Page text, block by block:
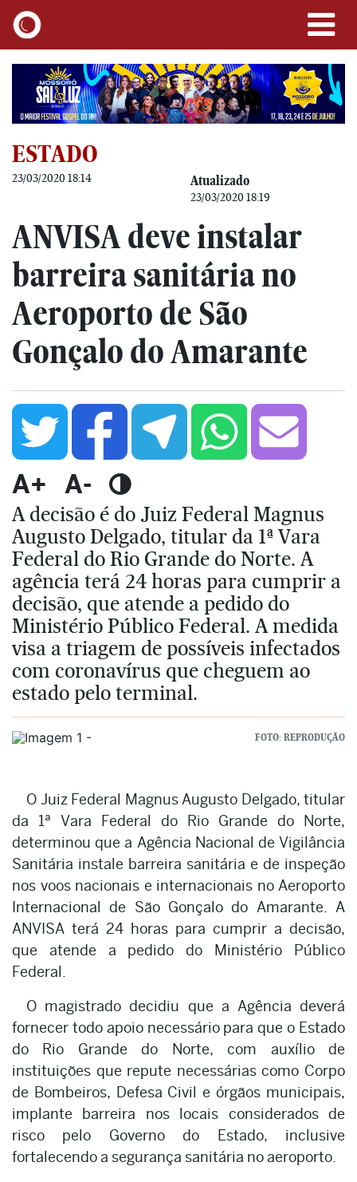
ESTADO
23/03/2020 18:14 Atualizado
23/03/2020 18:19
ANVISA deve instalar
barreira sanitária no
Aeroporto de São
Gonçalo do Amarante
A+ A-
A decisão é do Juiz Federal Magnus
Augusto Delgado, titular da 1ª Vara
Federal do Rio Grande do Norte. A
agência terá 24 horas para cumprir a
decisão, que atende a pedido do
Ministério Público Federal. A medida
visa a triagem de possíveis infectados
com coronavírus que cheguem ao
estado pelo terminal.
FOTO: REPRODUÇÃO
O Juiz Federal Magnus Augusto Delgado, titular
da 1ª Vara Federal do Rio Grande do Norte,
determinou que a Agência Nacional de Vigilância
Sanitária instale barreira sanitária e de inspeção
nos voos nacionais e internacionais no Aeroporto
Internacional de São Gonçalo do Amarante. A
ANVISA terá 24 horas para cumprir a decisão,
que atende a pedido do Ministério Público
Federal.
O magistrado decidiu que a Agência deverá
fornecer todo apoio necessário para que o Estado
do Rio Grande do Norte, com auxílio de
instituições que repute necessárias como Corpo
de Bombeiros, Defesa Civil e órgãos municipais,
implante barreira nos locais considerados de
risco pelo Governo do Estado, inclusive
fortalecendo a segurança sanitária no aeroporto.